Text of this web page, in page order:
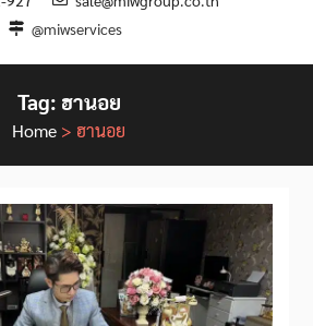
@miwservices
Tag: ฮานอย
Home > ฮานอย